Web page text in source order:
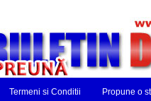
Termeni si Conditii Propune o